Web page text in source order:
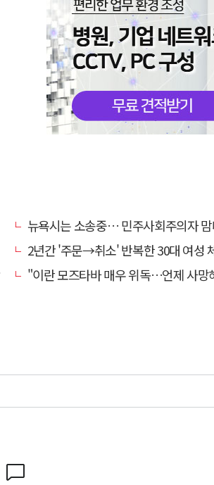
뉴욕시는 소송중… 민주사회주의자 맘다니
2년간 '주문→취소' 반복한 30대 여성 체포…
"이란 모즈타바 매우 위독…언제 사망해도